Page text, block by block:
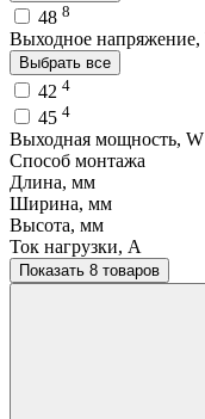
48 8
Выходное
Выбрать все
42 4
45 4
Выходная мощность, W
Способ монтажа
Длина, мм
Ширина, мм
Высота, мм
Ток нагрузки, A
Показать 8 товаров